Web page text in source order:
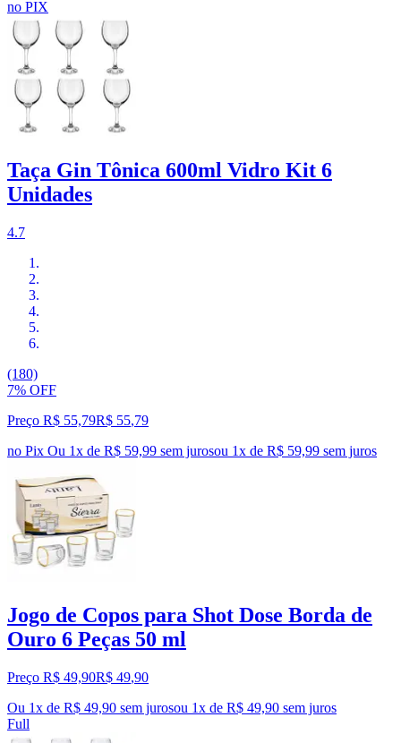
no PIX
Taça Gin Tônica 600ml Vidro Kit 6
Unidades
4.7
(180)
7% OFF
Preço R$ 55,79R$ 55,79
no Pix Ou 1x de R$ 59,99 sem jurosou 1x de R$ 59,99 sem juros
Jogo de Copos para Shot Dose Borda de
Ouro 6 Peças 50 ml
Preço R$ 49,90R$ 49,90
Ou 1x de R$ 49,90 sem jurosou 1x de R$ 49,90 sem juros
Full